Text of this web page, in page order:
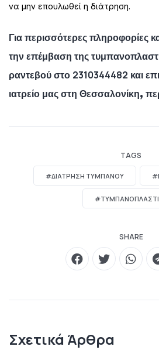
να μην επουλωθεί η διάτρηση.
Για περισσότερες πληροφορίες
την επέμβαση της
ραντεβού στο 2310344482 και
ιατρείο μας στη Θεσσαλονίκη,
TAGS
#ΔΙΆΤΡΗΣΗ ΤΥΜΠΆΝΟΥ
SHARE
Σχετικά Άρθρα